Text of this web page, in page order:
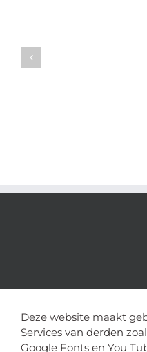
Deze website maakt
Services van derden
Google Fonts en You